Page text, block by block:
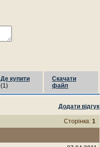
Де купити
(1)
Скачати
файл
Додати відгук
Сторінка: 1